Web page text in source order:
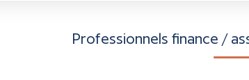
Professionnels finance /